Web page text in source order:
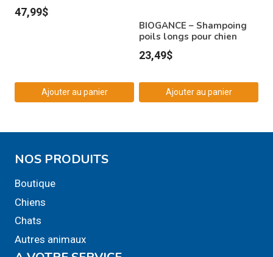
47,99$
Ajouter au panier
BIOGANCE – Shampoing
poils longs pour chien
23,49$
Ajouter au panier
NOS PRODUITS
Boutique
Chiens
Chats
Autres animaux